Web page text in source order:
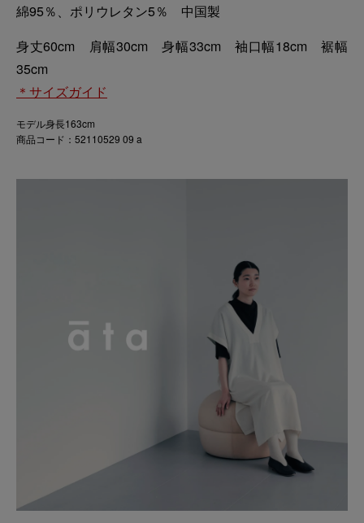
綿95％、ポリウレタン5％ 中国製
身丈60cm 肩幅30cm 身幅33cm 袖口幅18cm 裾幅
35cm
＊サイズガイド
モデル身長163cm
商品コード：52110529 09 a